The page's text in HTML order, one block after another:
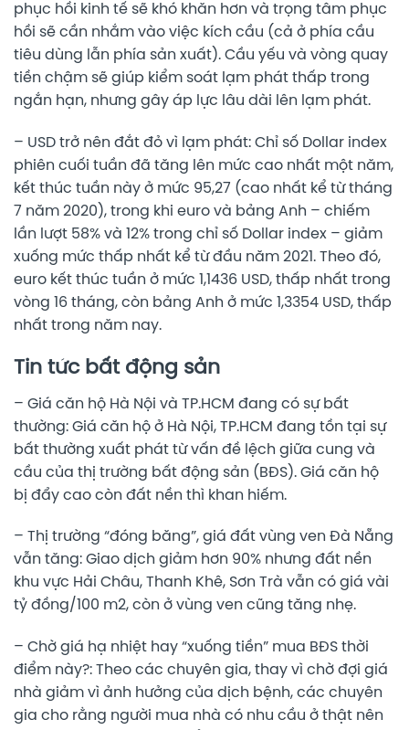
phục hồi kinh tế sẽ khó khăn hơn và trọng tâm phục
hồi sẽ cần nhắm vào việc kích cầu (cả ở phía cầu
tiêu dùng lẫn phía sản xuất). Cầu yếu và vòng quay
tiền chậm sẽ giúp kiểm soát lạm phát thấp trong
ngắn hạn, nhưng gây áp lực lâu dài lên lạm phát.
– USD trở nên đắt đỏ vì lạm phát: Chỉ số Dollar index
phiên cuối tuần đã tăng lên mức cao nhất một năm,
kết thúc tuần này ở mức 95,27 (cao nhất kể từ tháng
7 năm 2020), trong khi euro và bảng Anh – chiếm
lần lượt 58% và 12% trong chỉ số Dollar index – giảm
xuống mức thấp nhất kể từ đầu năm 2021. Theo đó,
euro kết thúc tuần ở mức 1,1436 USD, thấp nhất trong
vòng 16 tháng, còn bảng Anh ở mức 1,3354 USD, thấp
nhất trong năm nay.
Tin tức bất động sản
– Giá căn hộ Hà Nội và TP.HCM đang có sự bất
thường: Giá căn hộ ở Hà Nội, TP.HCM đang tồn tại sự
bất thường xuất phát từ vấn đề lệch giữa cung và
cầu của thị trường bất động sản (BĐS). Giá căn hộ
bị đẩy cao còn đất nền thì khan hiếm.
– Thị trường “đóng băng”, giá đất vùng ven Đà Nẵng
vẫn tăng: Giao dịch giảm hơn 90% nhưng đất nền
khu vực Hải Châu, Thanh Khê, Sơn Trà vẫn có giá vài
tỷ đồng/100 m2, còn ở vùng ven cũng tăng nhẹ.
– Chờ giá hạ nhiệt hay “xuống tiền” mua BĐS thời
điểm này?: Theo các chuyên gia, thay vì chờ đợi giá
nhà giảm vì ảnh hưởng của dịch bệnh, các chuyên
gia cho rằng người mua nhà có nhu cầu ở thật nên